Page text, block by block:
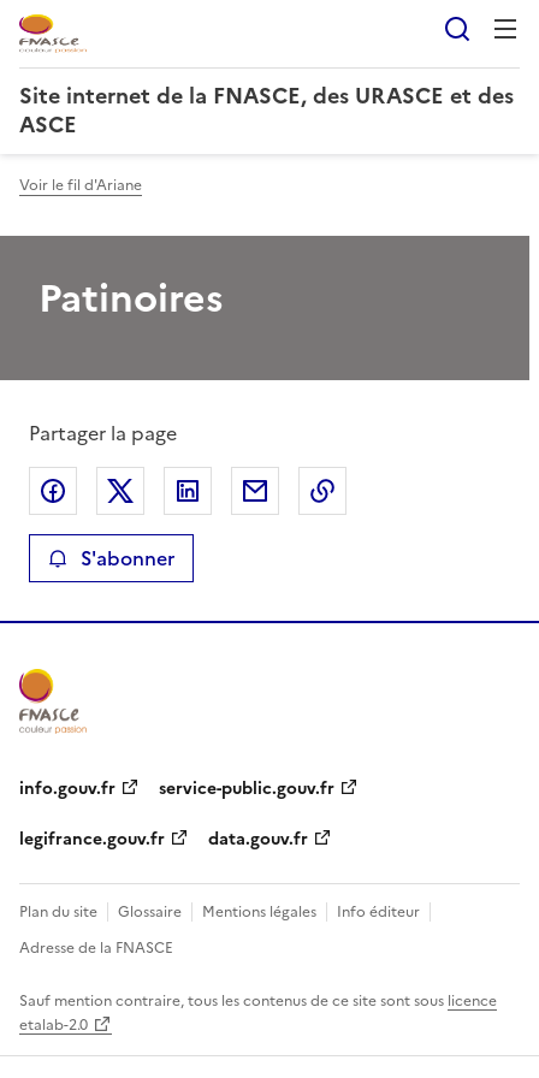
Site internet de la FNASCE, des URASCE et des
ASCE
Voir le fil d'Ariane
Patinoires
Partager la page
Partager sur Facebook
Partager sur XPartager sur LinkedIn
Partager par email
S'abonner
info.gouv.fr
service-public.gouv.fr
legifrance.gouv.fr
data.gouv.fr
Plan du site Glossaire Mentions légales
Info éditeur
Adresse de la FNASCE
Sauf mention contraire, tous les contenus de ce site sont sous licence
etalab-2.0